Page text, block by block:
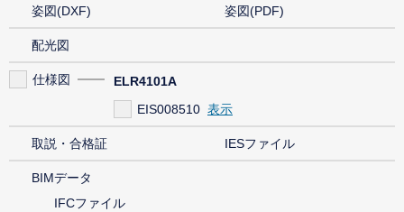
姿図(DXF) 姿図(PDF)
配光図
仕様図
ELR4101A
EIS008510
取説・合格証 IESファイル
BIMデータ
IFCファイル